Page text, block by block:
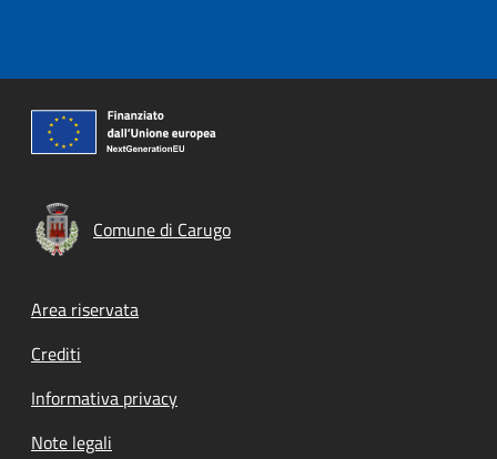
Comune di Carugo
Footer menu
Area riservata
Crediti
Informativa privacy
Note legali